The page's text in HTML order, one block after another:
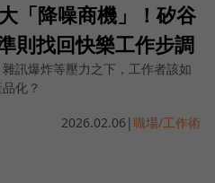
「降噪商機」！矽谷
則找回快樂工作步調
訊爆炸等壓力之下，工作者該如
化？
2026.02.06 |職場/工作術